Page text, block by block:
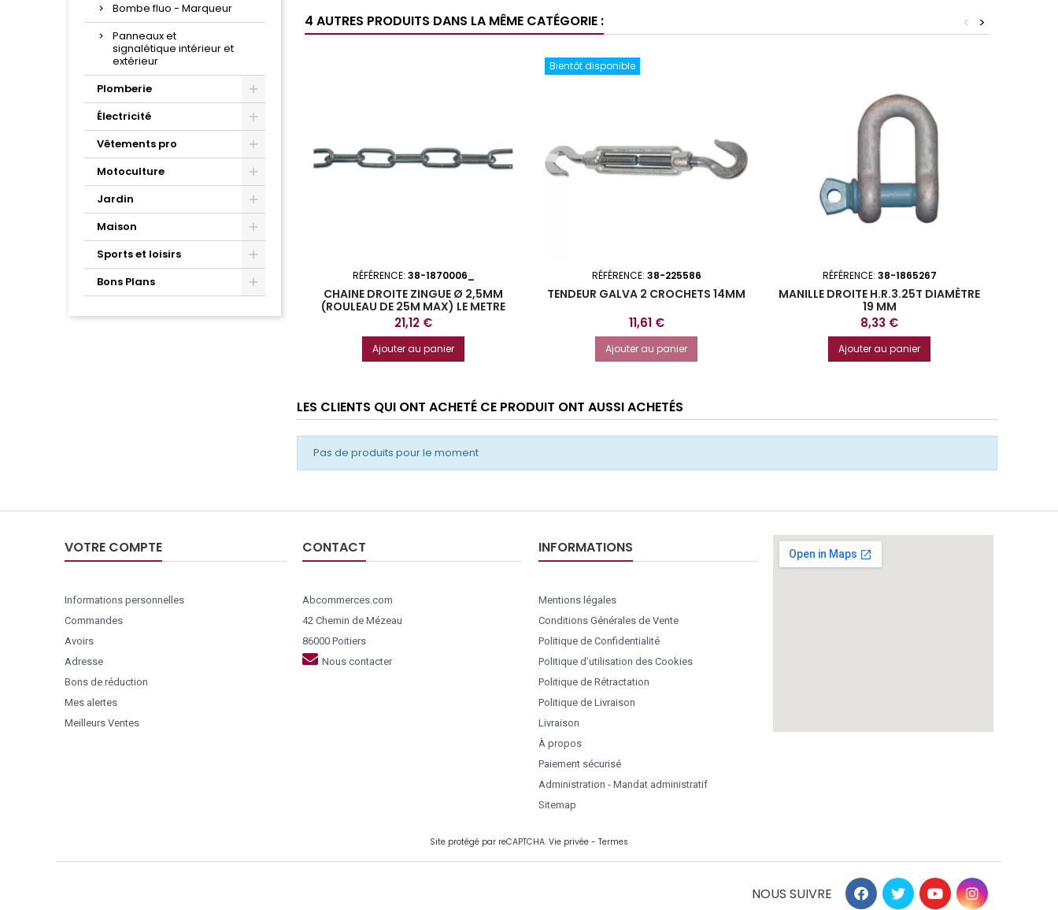
Bombe fluo - Marqueur
Panneaux et
signalétique intérieur et
extérieur
Plomberie
Électricité
Vêtements pro
Motoculture
Jardin
Maison
Sports et loisirs
Bons Plans
4 AUTRES PRODUITS DANS LA MÊME CATÉGORIE : >
<
RÉFÉRENCE: 38-1870006_
CHAINE DROITE ZINGUE Ø 2,5MM
(ROULEAU DE 25M MAX) LE METRE
Prix
21,12 €
Ajouter au panier
Bientôt disponible
RÉFÉRENCE: 38-225586
TENDEUR GALVA 2 CROCHETS 14MM
Prix
11,61 €
Ajouter au panier
RÉFÉRENCE: 38-1865267
MANILLE DROITE H.R.3.25T DIAMÈTRE
19 MM
Prix
8,33 €
Ajouter au panier
LES CLIENTS QUI ONT ACHETÉ CE PRODUIT ONT AUSSI ACHETÉS
Pas de produits pour le moment
VOTRE COMPTE
Informations personnelles
Commandes
Avoirs
Adresse
Bons de réduction
Mes alertes
Meilleurs Ventes
CONTACT
Abcommerces.com
42 Chemin de Mézeau
86000 Poitiers
Nous contacter
INFORMATIONS
Mentions légales
Conditions Générales de Vente
Politique de Confidentialité
Politique d’utilisation des Cookies
Politique de Rétractation
Politique de Livraison
Livraison
À propos
Paiement sécurisé
Administration - Mandat administratif
Sitemap
Site protégé par reCAPTCHA. Vie privée - Termes
NOUS SUIVRE